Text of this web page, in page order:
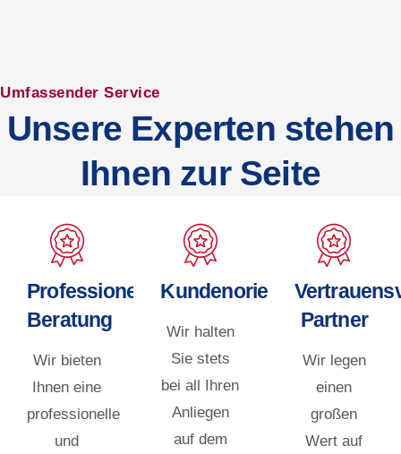
Umfassender Service
Unsere Experten stehen
Ihnen zur Seite
Professionelle
Beratung
Wir bieten
Ihnen eine
professionelle
und
Kundenorientiert
Wir halten
Sie stets
bei all Ihren
Anliegen
auf dem
Partner
Wir legen
einen
großen
Wert auf